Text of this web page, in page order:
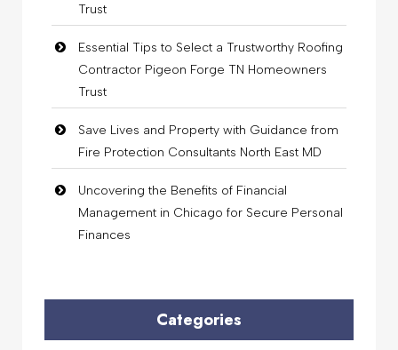
Trust
Essential Tips to Select a Trustworthy Roofing
Contractor Pigeon Forge TN Homeowners
Trust
Save Lives and Property with Guidance from
Fire Protection Consultants North East MD
Uncovering the Benefits of Financial
Management in Chicago for Secure Personal
Finances
Categories